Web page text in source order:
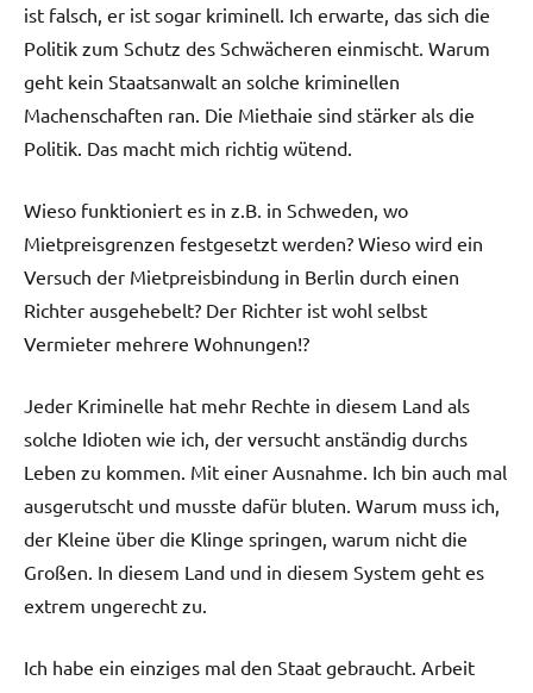
ist falsch, er ist sogar kriminell. Ich erwarte, das sich die
Politik zum Schutz des Schwächeren einmischt. Warum
geht kein Staatsanwalt an solche kriminellen
Machenschaften ran. Die Miethaie sind stärker als die
Politik. Das macht mich richtig wütend.
Wieso funktioniert es in z.B. in Schweden, wo
Mietpreisgrenzen festgesetzt werden? Wieso wird ein
Versuch der Mietpreisbindung in Berlin durch einen
Richter ausgehebelt? Der Richter ist wohl selbst
Vermieter mehrere Wohnungen!?
Jeder Kriminelle hat mehr Rechte in diesem Land als
solche Idioten wie ich, der versucht anständig durchs
Leben zu kommen. Mit einer Ausnahme. Ich bin auch mal
ausgerutscht und musste dafür bluten. Warum muss ich,
der Kleine über die Klinge springen, warum nicht die
Großen. In diesem Land und in diesem System geht es
extrem ungerecht zu.
Ich habe ein einziges mal den Staat gebraucht. Arbeit